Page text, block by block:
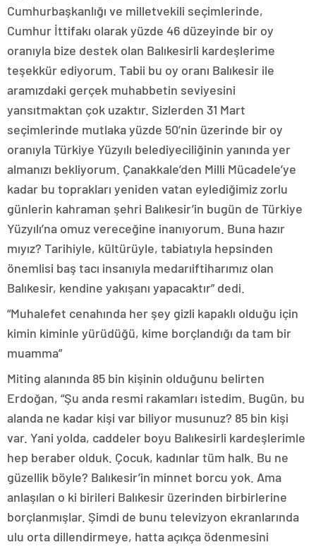
Cumhurbaşkanlığı ve milletvekili seçimlerinde,
Cumhur İttifakı olarak yüzde 46 düzeyinde bir oy
oranıyla bize destek olan Balıkesirli kardeşlerime
teşekkür ediyorum. Tabii bu oy oranı Balıkesir ile
aramızdaki gerçek muhabbetin seviyesini
yansıtmaktan çok uzaktır. Sizlerden 31 Mart
seçimlerinde mutlaka yüzde 50’nin üzerinde bir oy
oranıyla Türkiye Yüzyılı belediyeciliğinin yanında yer
almanızı bekliyorum. Çanakkale’den Milli Mücadele’ye
kadar bu toprakları yeniden vatan eylediğimiz zorlu
günlerin kahraman şehri Balıkesir’in bugün de Türkiye
Yüzyılı’na omuz vereceğine inanıyorum. Buna hazır
mıyız? Tarihiyle, kültürüyle, tabiatıyla hepsinden
önemlisi baş tacı insanıyla medarıiftiharımız olan
Balıkesir, kendine yakışanı yapacaktır” dedi.
“Muhalefet cenahında her şey gizli kapaklı olduğu için
kimin kiminle yürüdüğü, kime borçlandığı da tam bir
muamma”
Miting alanında 85 bin kişinin olduğunu belirten
Erdoğan, “Şu anda resmi rakamları istedim. Bugün, bu
alanda ne kadar kişi var biliyor musunuz? 85 bin kişi
var. Yani yolda, caddeler boyu Balıkesirli kardeşlerimle
hep beraber olduk. Çocuk, kadınlar tüm halk. Bu ne
güzellik böyle? Balıkesir’in minnet borcu yok. Ama
anlaşılan o ki birileri Balıkesir üzerinden birbirlerine
borçlanmışlar. Şimdi de bunu televizyon ekranlarında
ulu orta dillendirmeye, hatta açıkça ödenmesini